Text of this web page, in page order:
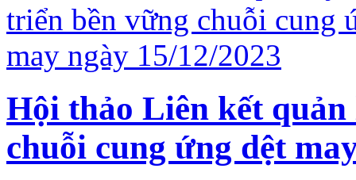
Hội thảo Liên kết
chuỗi cung ứng dệt